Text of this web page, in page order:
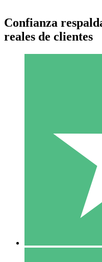
Paquetes de
Paga según el uso con
Confianza
reales de clientes